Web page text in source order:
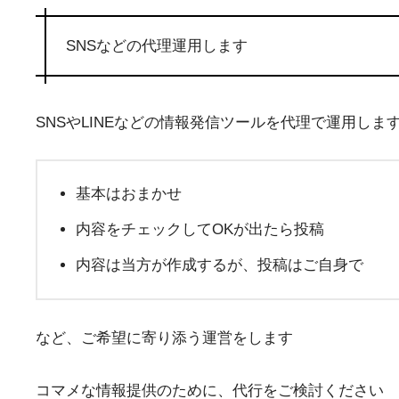
SNSなどの代理運用します
SNSやLINEなどの情報発信ツールを代理で運用しま
基本はおまかせ
内容をチェックしてOKが出たら投稿
内容は当方が作成するが、投稿はご自身で
など、ご希望に寄り添う運営をします
コマメな情報提供のために、代行をご検討ください